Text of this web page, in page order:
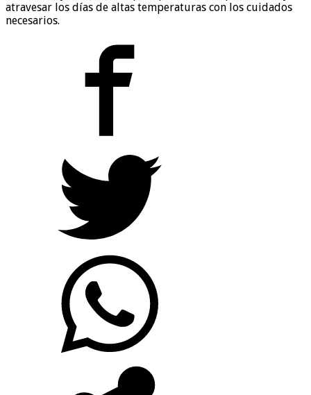
atravesar los días de altas temperaturas con los cuidados
necesarios.